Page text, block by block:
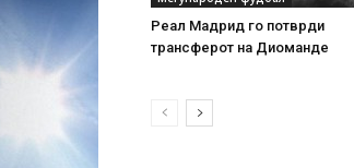
Реал Мадрид го потврди
трансферот на Диоманде